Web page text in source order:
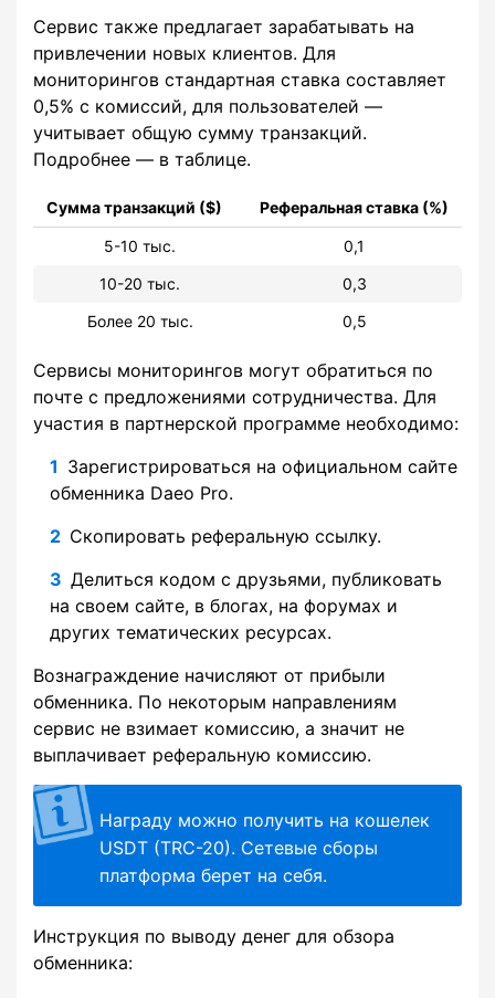
Сервис также предлагает зарабатывать на
привлечении новых клиентов. Для
мониторингов стандартная ставка составляет
0,5% с комиссий, для пользователей —
учитывает общую сумму транзакций.
Подробнее — в таблице.
Сумма транзакций ($) Реферальная ставка (%)
5-10 тыс.
0,1
10-20 тыс.
0,3
Более 20 тыс.
0,5
Сервисы мониторингов могут обратиться по
почте с предложениями сотрудничества. Для
участия в партнерской программе необходимо:
Зарегистрироваться на официальном сайте
обменника Daeo Pro.
Скопировать реферальную ссылку.
Делиться кодом с друзьями, публиковать
на своем сайте, в блогах, на форумах и
других тематических ресурсах.
Вознаграждение начисляют от прибыли
обменника. По некоторым направлениям
сервис не взимает комиссию, а значит не
выплачивает реферальную комиссию.
Награду можно получить на кошелек
USDT (TRC-20). Сетевые сборы
платформа берет на себя.
Инструкция по выводу денег для обзора
обменника: